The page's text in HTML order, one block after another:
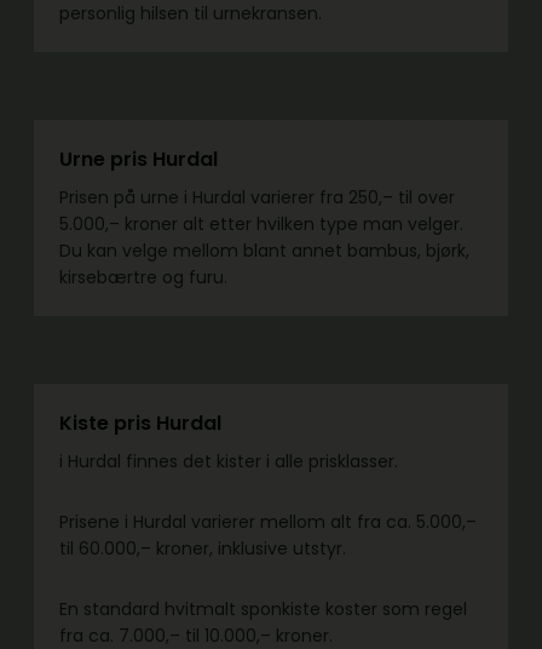
personlig hilsen til urnekransen.
Urne pris Hurdal
Prisen på urne i Hurdal varierer fra 250,– til over
5.000,– kroner alt etter hvilken type man velger.
Du kan velge mellom blant annet bambus, bjørk,
kirsebærtre og furu.
Kiste pris Hurdal
i Hurdal finnes det kister i alle prisklasser.
Prisene i Hurdal varierer mellom alt fra ca. 5.000,–
til 60.000,– kroner, inklusive utstyr.
En standard hvitmalt sponkiste koster som regel
fra ca. 7.000,– til 10.000,– kroner.